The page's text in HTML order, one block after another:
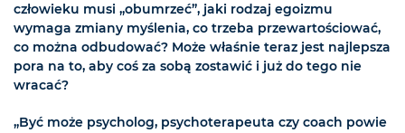
człowieku musi „obumrzeć”, jaki rodzaj egoizmu
wymaga zmiany myślenia, co trzeba przewartościować,
co można odbudować? Może właśnie teraz jest najlepsza
pora na to, aby coś za sobą zostawić i już do tego nie
wracać?
„Być może psycholog, psychoterapeuta czy coach powie